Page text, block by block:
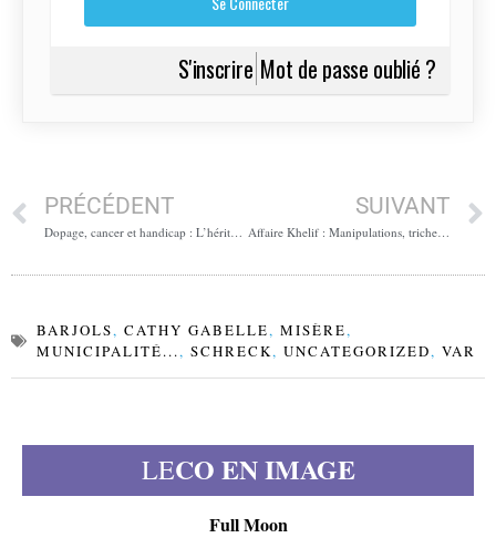
S'inscrire Mot de passe oublié ?
PRÉCÉDENT
Dopage, cancer et handicap : L’héritage tragique de Djamel Menad
SUIVANT
Affaire Khelif : Manipulations, triches et complicités au sommet de l’Etat (1/4)
BARJOLS, CATHY GABELLE, MISÈRE,
MUNICIPALITÉ..., SCHRECK, UNCATEGORIZED, VAR
LECO EN IMAGE
Full Moon